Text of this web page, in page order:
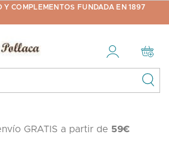
Y COMPLEMENTOS FUNDADA EN 1897
GRATIS a partir de 59€